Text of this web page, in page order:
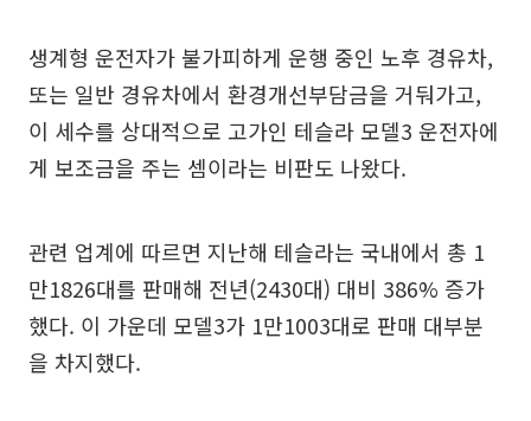
생계형 운전자가 불가피하게 운행 중인 노후 경유차,
또는 일반 경유차에서 환경개선부담금을 거둬가고,
이 세수를 상대적으로 고가인 테슬라 모델3 운전자에
게 보조금을 주는 셈이라는 비판도 나왔다.
관련 업계에 따르면 지난해 테슬라는 국내에서 총 1
만1826대를 판매해 전년(2430대) 대비 386% 증가
했다. 이 가운데 모델3가 1만1003대로 판매 대부분
을 차지했다.